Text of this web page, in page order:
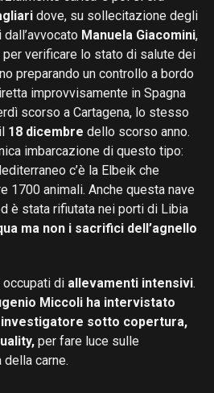
dove, su sollecitazione degli
Manuela Giacomini,
per verificare lo stato di salute dei
preparando un controllo a bordo
improvvisamente in Spagna
scorso a Cartagena, lo stesso
18 dicembre dello scorso anno.
imbarcazione di questo tipo:
c’è la Elbeik che
1700 animali. Anche questa nave
è stata rifiutata nei porti di Libia
ma non i sacrifici dell’agnello
occupati di allevamenti intensivi.
Miccoli ha intervistato
sotto copertura,
, per fare luce sulle
della carne.